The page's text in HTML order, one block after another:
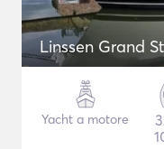
Linssen Grand
Yacht a motore